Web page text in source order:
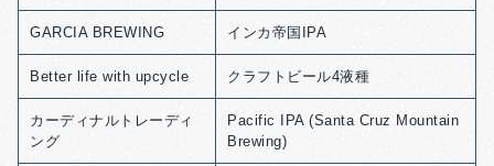
GARCIA BREWING インカ帝国IPA
Better life with upcycle クラフトビール4液種
カーディナルトレーディ
ング
Pacific IPA (Santa Cruz Mountain
Brewing)